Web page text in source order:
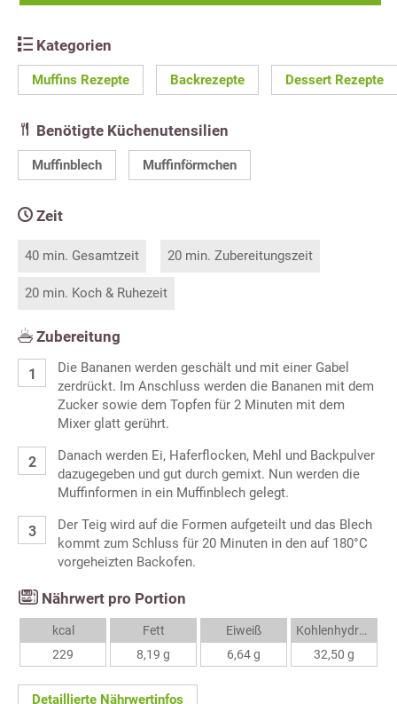
Kategorien
Muffins Rezepte Backrezepte Dessert Rezepte
Benötigte Küchenutensilien
Muffinblech Muffinförmchen
Zeit
40 min. Gesamtzeit 20 min. Zubereitungszeit
20 min. Koch & Ruhezeit
Zubereitung
Die Bananen werden geschält und mit einer Gabel
zerdrückt. Im Anschluss werden die Bananen mit dem
Zucker sowie dem Topfen für 2 Minuten mit dem
Mixer glatt gerührt.
Danach werden Ei, Haferflocken, Mehl und Backpulver
dazugegeben und gut durch gemixt. Nun werden die
Muffinformen in ein Muffinblech gelegt.
Der Teig wird auf die Formen aufgeteilt und das Blech
kommt zum Schluss für 20 Minuten in den auf 180°C
vorgeheizten Backofen.
Nährwert pro Portion
kcal
229
Fett
8,19 g
Eiweiß
6,64 g
Kohlenhydrate
32,50 g
Detaillierte Nährwertinfos